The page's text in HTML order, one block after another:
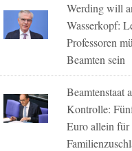
Werding will
Wasserkopf:
Professoren
Beamten sein
Beamtenstaat
Kontrolle:
Euro allein für